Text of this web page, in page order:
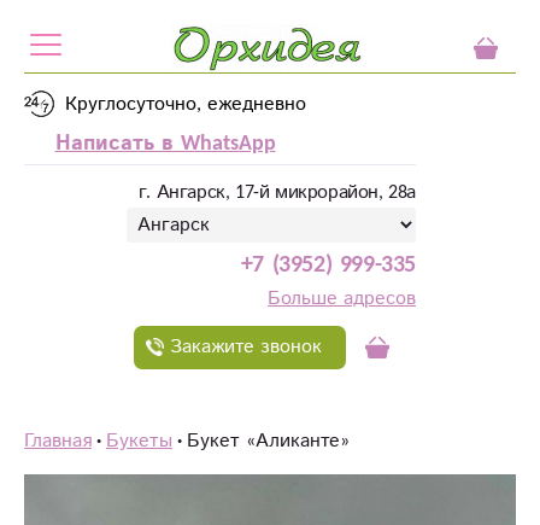
Круглосуточно, ежедневно
Написать в WhatsApp
г. Ангарск, 17-й микрорайон, 28а
+7 (3952) 999-335
Больше адресов
Закажите звонок
Главная Букеты Букет «Аликанте»